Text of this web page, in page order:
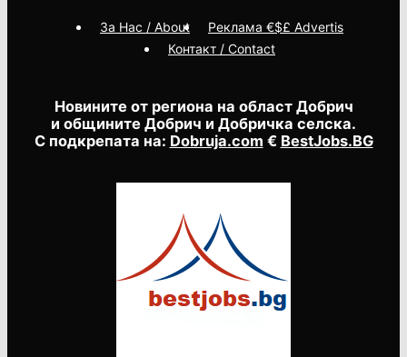
Новините от региона на област Добрич
и общините Добрич и Добричка селска.
С подкрепата на: Dobruja.com € BestJobs.BG
За Нас / About
Реклама €$£ Advertis
Контакт / Contact